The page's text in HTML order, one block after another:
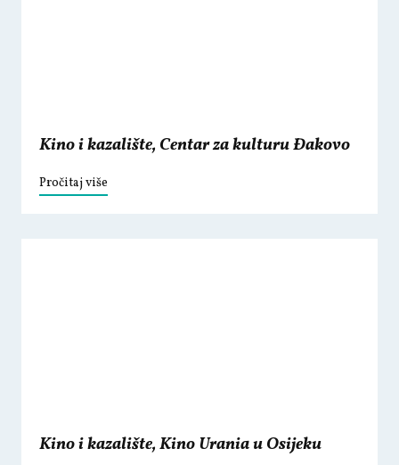
Kino i kazalište, Centar za kulturu Đakovo
Pročitaj više
Kino i kazalište, Kino Urania u Osijeku